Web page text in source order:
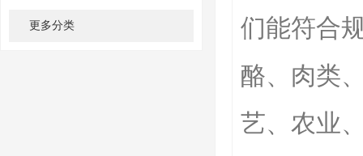
更多分类
们能符合
酪、肉类
艺、农业